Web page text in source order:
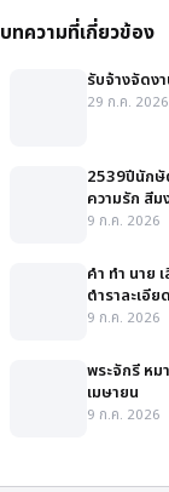
บทความที่เกี่ยวข้อง
รับจ้างจัดง
29 ก.ค. 2026
2539ปีนักษั
ความรัก สีม
9 ก.ค. 2026
คํา ทํา นาย
ตำราละเอียด
9 ก.ค. 2026
พระจักรี หม
เมษายน
9 ก.ค. 2026